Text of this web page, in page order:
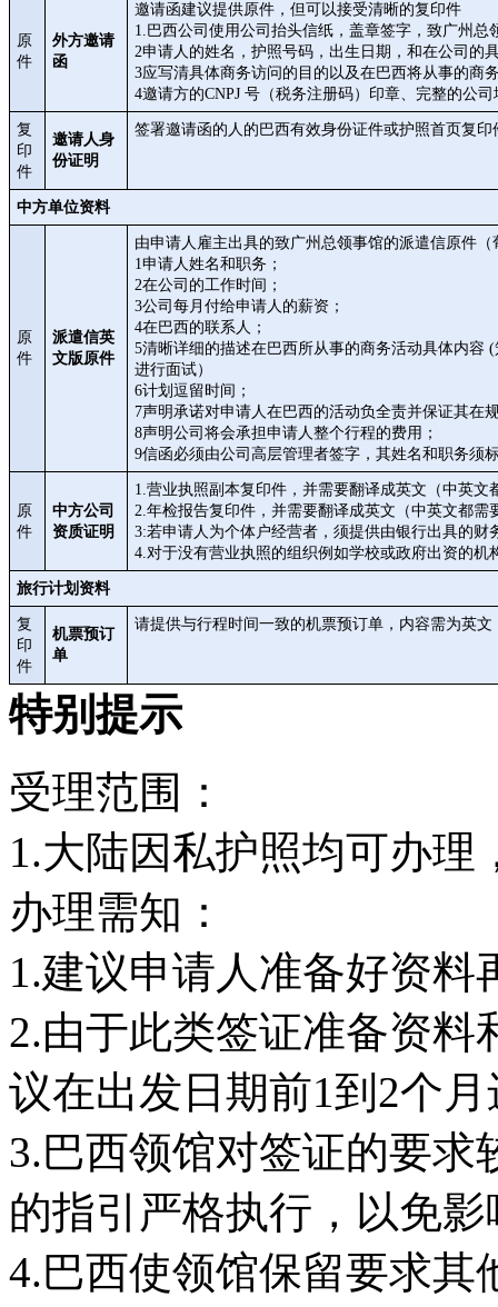
原
件
外方邀请
函
邀请函建议提供原件，但可以接受清晰的复印件
1.巴西公司使用公司抬头信纸，盖章签字，致广州
2申请人的姓名，护照号码，出生日期，和在公司的
3应写清具体商务访问的目的以及在巴西将从事的商
4邀请方的CNPJ 号（税务注册码）印章、完整的公
复
印
件
邀请人身
份证明
签署邀请函的人的巴西有效身份证件或护照首页复
中方单位资料
原
件
派遣信英
文版原件
由申请人雇主出具的致广州总领事馆的派遣信原件
1申请人姓名和职务；
2在公司的工作时间；
3公司每月付给申请人的薪资；
4在巴西的联系人；
5清晰详细的描述在巴西所从事的商务活动具体内容
进行面试）
6计划逗留时间；
7声明承诺对申请人在巴西的活动负全责并保证其在
8声明公司将会承担申请人整个行程的费用；
9信函必须由公司高层管理者签字，其姓名和职务须
原
件
中方公司
资质证明
1.营业执照副本复印件，并需要翻译成英文（中英文
2.年检报告复印件，并需要翻译成英文（中英文都需
3:若申请人为个体户经营者，须提供由银行出具的
4.对于没有营业执照的组织例如学校或政府出资的机
旅行计划资料
复
印
件
机票预订
单
请提供与行程时间一致的机票预订单，内容需为英
特别提示
受理范围：
1.大陆因私护照均可办理
办理需知：
1.建议申请人准备好资料
2.由于此类签证准备资
议在出发日期前1到2个
3.巴西领馆对签证的要
的指引严格执行，以免
4.巴西使领馆保留要求其